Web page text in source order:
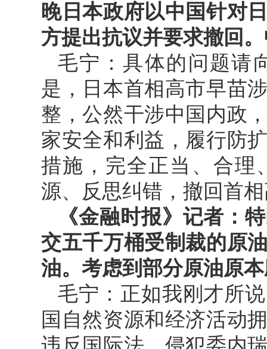
晚日本政府以中国针对
方提出抗议并要求撤回
毛宁：具体的问题请
是，日本首相高市早苗
整，公然干涉中国内政
家安全和利益，履行防
措施，完全正当、合理
源、反思纠错，撤回首
《金融时报》记者：
交五千万桶受制裁的原
油。考虑到部分原油原
毛宁：正如我刚才所
国自然资源和经济活动